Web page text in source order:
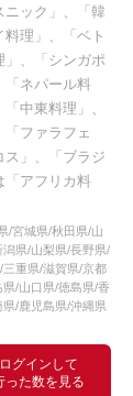
ログインして
った数を見る
ニック」、「韓
理」、「ベト
、「シンガポ
「ネパール料
中東料理」、
「ファラフェ
ス」、「ブラジ
「アフリカ料
/宮城県/秋田県/山
県/山梨県/長野県/
重県/滋賀県/京都
/山口県/徳島県/香
/鹿児島県/沖縄県